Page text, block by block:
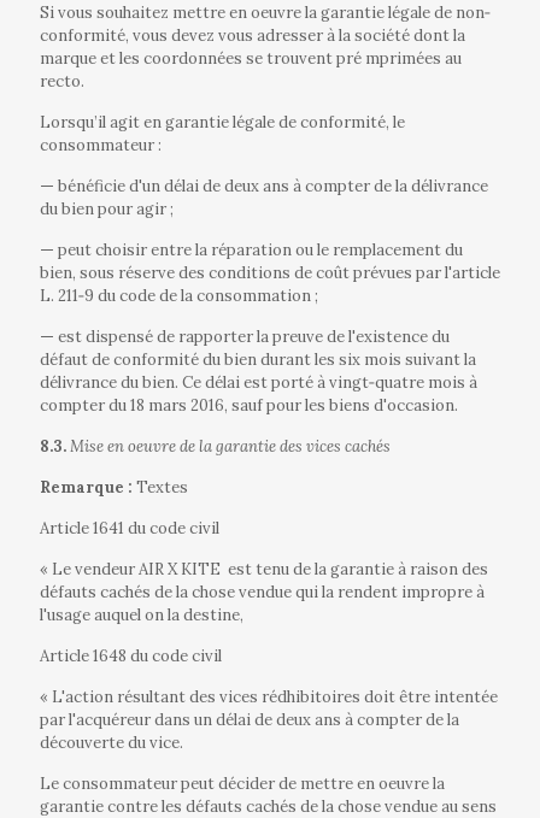
Si vous souhaitez mettre en oeuvre la garantie légale de non‐
conformité, vous devez vous adresser à la société dont la
marque et les coordonnées se trouvent pré mprimées au
recto.
Lorsqu’il agit en garantie légale de conformité, le
consommateur :
— bénéficie d'un délai de deux ans à compter de la délivrance
du bien pour agir ;
— peut choisir entre la réparation ou le remplacement du
bien, sous réserve des conditions de coût prévues par l'article
L. 211‐9 du code de la consommation ;
— est dispensé de rapporter la preuve de l'existence du
défaut de conformité du bien durant les six mois suivant la
délivrance du bien. Ce délai est porté à vingt‐quatre mois à
compter du 18 mars 2016, sauf pour les biens d'occasion.
8.3.Mise en oeuvre de la garantie des vices cachés
Remarque : Textes
Article 1641 du code civil
« Le vendeur AIR X KITE est tenu de la garantie à raison des
défauts cachés de la chose vendue qui la rendent impropre à
l'usage auquel on la destine,
Article 1648 du code civil
« L'action résultant des vices rédhibitoires doit être intentée
par l'acquéreur dans un délai de deux ans à compter de la
découverte du vice.
Le consommateur peut décider de mettre en oeuvre la
garantie contre les défauts cachés de la chose vendue au sens